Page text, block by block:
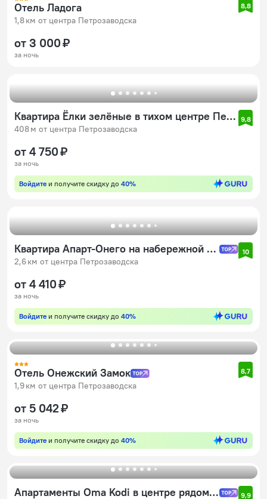
Отель Ладога
1,8 км от центра Петрозаводска
8,8
от 3 000 ₽
за ночь
Квартира Ёлки зелёные в тихом центре Петрозаводска
408 м от центра Петрозаводска
9,8
от 4 750 ₽
за ночь
Войдите и получите скидку до 40%
Квартира Апарт-Онего на набережной Онежского озера
2,6 км от центра Петрозаводска
10
от 4 410 ₽
за ночь
Войдите и получите скидку до 40%
Отель Онежский Замок
1,9 км от центра Петрозаводска
8,7
от 5 042 ₽
за ночь
Войдите и получите скидку до 40%
Апартаменты Oma Kodi в центре рядом с набережной 9,9